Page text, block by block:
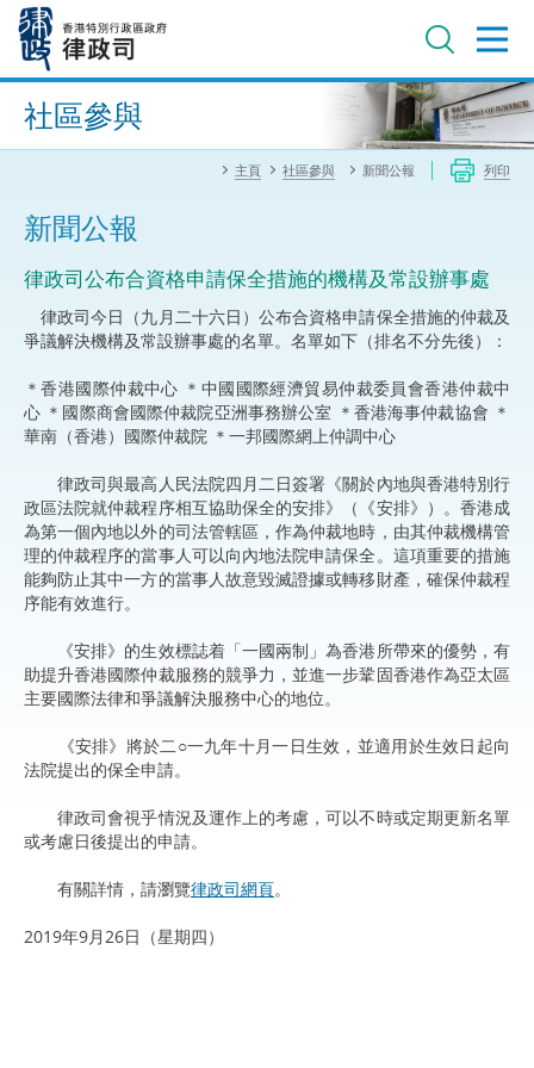
內
進階搜尋
社區參與
主頁 社區參與 新聞公報 列印
新聞公報
律政司公布合資格申請保全措施的機構及常設辦事處
律政司今日（九月二十六日）公布合資格申請保全措施的仲裁及
爭議解決機構及常設辦事處的名單。名單如下（排名不分先後）：
＊香港國際仲裁中心 ＊中國國際經濟貿易仲裁委員會香港仲裁中
心 ＊國際商會國際仲裁院亞洲事務辦公室 ＊香港海事仲裁協會 ＊
華南（香港）國際仲裁院 ＊一邦國際網上仲調中心
律政司與最高人民法院四月二日簽署《關於內地與香港特別行
政區法院就仲裁程序相互協助保全的安排》（《安排》）。香港成
為第一個內地以外的司法管轄區，作為仲裁地時，由其仲裁機構管
理的仲裁程序的當事人可以向內地法院申請保全。這項重要的措施
能夠防止其中一方的當事人故意毀滅證據或轉移財產，確保仲裁程
序能有效進行。
《安排》的生效標誌着「一國兩制」為香港所帶來的優勢，有
助提升香港國際仲裁服務的競爭力，並進一步鞏固香港作為亞太區
主要國際法律和爭議解決服務中心的地位。
《安排》將於二○一九年十月一日生效，並適用於生效日起向
法院提出的保全申請。
律政司會視乎情況及運作上的考慮，可以不時或定期更新名單
或考慮日後提出的申請。
有關詳情，請瀏覽律政司網頁。
2019年9月26日（星期四）